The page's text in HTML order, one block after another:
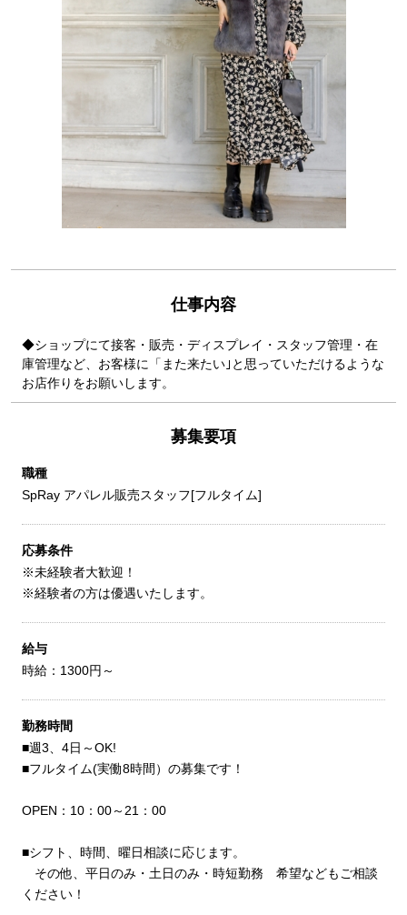
仕事内容
◆ショップにて接客・販売・ディスプレイ・スタッフ管理・在
庫管理など、お客様に「また来たい｣と思っていただけるような
お店作りをお願いします。
募集要項
職種
SpRay アパレル販売スタッフ[フルタイム]
応募条件
※未経験者大歓迎！
※経験者の方は優遇いたします。
給与
時給：1300円～
勤務時間
■週3、4日～OK!
■フルタイム(実働8時間）の募集です！
OPEN：10：00～21：00
■シフト、時間、曜日相談に応じます。
その他、平日のみ・土日のみ・時短勤務 希望などもご相談
ください！